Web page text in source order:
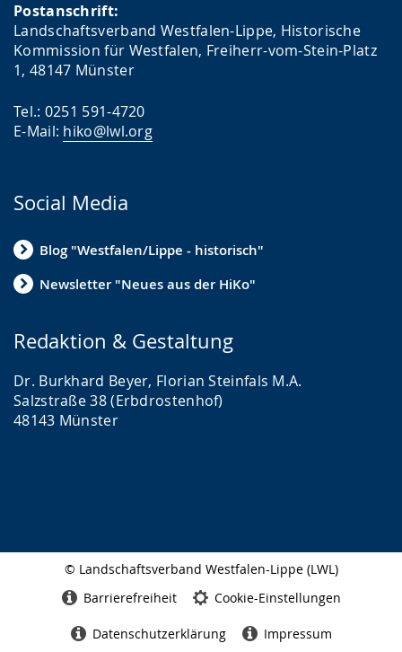
Postanschrift:
Landschaftsverband Westfalen-Lippe, Historische
Kommission für Westfalen, Freiherr-vom-Stein-Platz
1, 48147 Münster
Tel.: 0251 591-4720
E-Mail: hiko@lwl.org
Social Media
Blog "Westfalen/Lippe - historisch"
Newsletter "Neues aus der HiKo"
Redaktion & Gestaltung
Dr. Burkhard Beyer, Florian Steinfals M.A.
Salzstraße 38 (Erbdrostenhof)
48143 Münster
© Landschaftsverband Westfalen-Lippe (LWL)
Barrierefreiheit Cookie-Einstellungen
Datenschutzerklärung Impressum